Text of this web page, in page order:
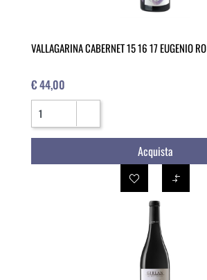
VALLAGARINA CABERNET 15 16 17 EUGENIO RO
€ 44,00
Quantità
Acquista